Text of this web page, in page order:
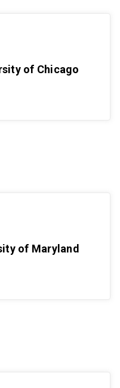
of Chicago
of Maryland